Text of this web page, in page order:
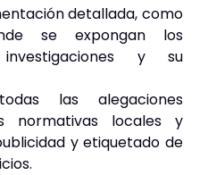
detallada, como
se expongan los
y su
las alegaciones
normativas locales y
y etiquetado de